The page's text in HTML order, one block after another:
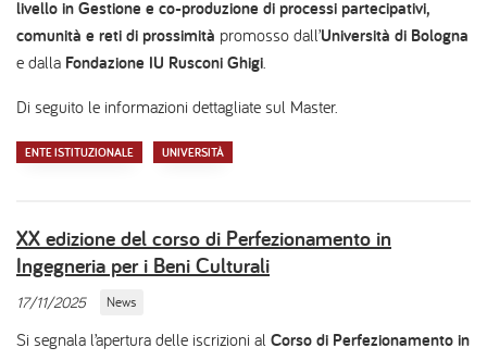
livello in Gestione e co-produzione di processi partecipativi,
comunità e reti di prossimità promosso dall’Università di Bologna
e dalla Fondazione IU Rusconi Ghigi.
Di seguito le informazioni dettagliate sul Master.
ENTE ISTITUZIONALE UNIVERSITÀ
XX edizione del corso di Perfezionamento in
Ingegneria per i Beni Culturali
17/11/2025 News
Si segnala l’apertura delle iscrizioni al Corso di Perfezionamento in